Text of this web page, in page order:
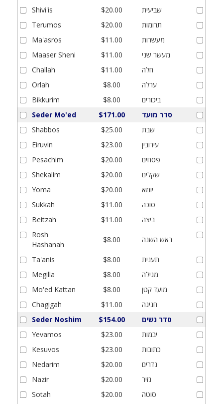
Shivi'is
$20.00
שביעית
Terumos
$20.00
תרומות
Ma'asros
$11.00
מעשרות
Maaser Sheni
$11.00
מעשר שני
Challah
$11.00
חלה
Orlah
$8.00
ערלה
Bikkurim
$8.00
ביכורים
Seder Mo'ed
$171.00
סדר מועד
Shabbos
$25.00
שבת
Eiruvin
$23.00
עירובין
Pesachim
$20.00
פסחים
Shekalim
$20.00
שקלים
Yoma
$20.00
יומא
Sukkah
$11.00
סוכה
Beitzah
$11.00
ביצה
Rosh
Hashanah
$8.00 ראש השנה
Ta'anis $8.00
תענית
Megilla
$8.00
מגילה
Mo'ed Kattan
$8.00
מועד קטן
Chagigah
$11.00
חגיגה
Seder Noshim
$154.00
סדר נשים
Yevamos
$23.00
יבמות
Kesuvos
$23.00
כתובות
Nedarim
$20.00
נדרים
Nazir
$20.00
נזיר
Sotah
$20.00
סוטה